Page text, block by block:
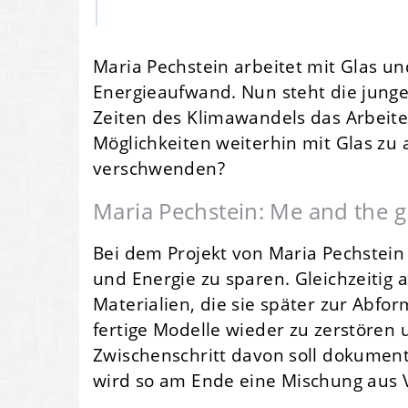
Maria Pechstein arbeitet mit Glas
Energieaufwand. Nun steht die
Zeiten des Klimawandels das
Möglichkeiten weiterhin mit Glas zu
verschwenden?
Maria Pechstein: Me and the
Bei dem Projekt von Maria
und Energie zu sparen.
Materialien, die sie später zur
fertige Modelle wieder zu zerstören
Zwischenschritt davon soll
wird so am Ende eine Mischung